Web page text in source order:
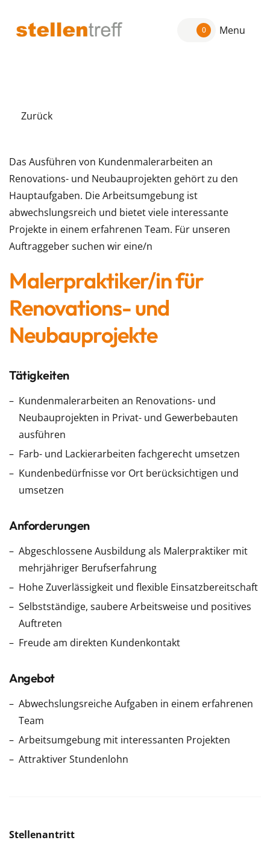
0 Menu
Zurück
Das Ausführen von Kundenmalerarbeiten an
Renovations- und Neubauprojekten gehört zu den
Hauptaufgaben. Die Arbeitsumgebung ist
abwechslungsreich und bietet viele interessante
Projekte in einem erfahrenen Team. Für unseren
Auftraggeber suchen wir eine/n
Malerpraktiker/in für
Renovations- und
Neubauprojekte
Tätigkeiten
Kundenmalerarbeiten an Renovations- und
Neubauprojekten in Privat- und Gewerbebauten
ausführen
Farb- und Lackierarbeiten fachgerecht umsetzen
Kundenbedürfnisse vor Ort berücksichtigen und
umsetzen
Anforderungen
Abgeschlossene Ausbildung als Malerpraktiker mit
mehrjähriger Berufserfahrung
Hohe Zuverlässigkeit und flexible Einsatzbereitschaft
Selbstständige, saubere Arbeitsweise und positives
Auftreten
Freude am direkten Kundenkontakt
Angebot
Abwechslungsreiche Aufgaben in einem erfahrenen
Team
Arbeitsumgebung mit interessanten Projekten
Attraktiver Stundenlohn
Stellenantritt